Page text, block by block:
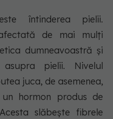
întinderea pielii.
de mai mulți
dumneavoastră și
pielii. Nivelul
juca, de asemenea,
hormon produs de
slăbește fibrele